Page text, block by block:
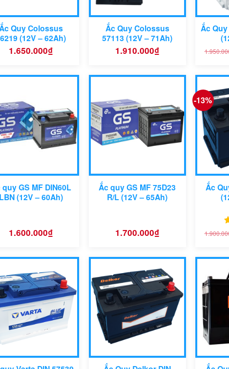
Quy Colossus
(12V – 62Ah)
1.650.000₫
Ắc Quy Colossus
57113 (12V – 71Ah)
1.910.000₫
Ắc Quy
quy GS MF DIN60L
LBN (12V – 60Ah)
1.600.000₫
Ắc quy GS MF 75D23
R/L (12V – 65Ah)
1.700.000₫
-13%
Ắc
Dung
lượng: